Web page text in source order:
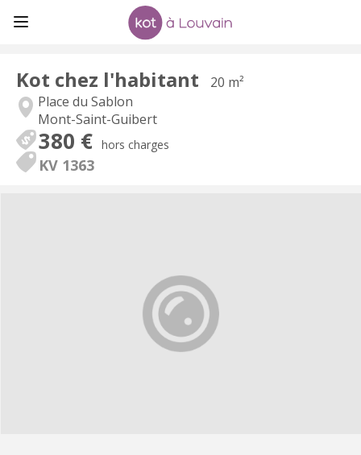
Kot chez l'habitant
20 m²
Place du Sablon
Mont-Saint-Guibert
380 € hors charges
KV 1363